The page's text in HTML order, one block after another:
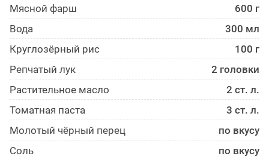
Мясной фарш
600 г
Вода
300 мл
Круглозёрный рис
100 г
Репчатый лук
2 головки
Растительное масло
2 ст. л.
Томатная паста
3 ст. л.
Молотый чёрный перец
по вкусу
Соль
по вкусу